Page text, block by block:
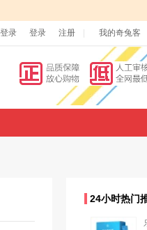
录 登录 注册 我的奇兔客
24小时热门